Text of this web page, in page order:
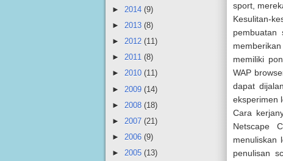
► 2014 (9)
► 2013 (8)
► 2012 (11)
► 2011 (8)
► 2010 (11)
► 2009 (14)
► 2008 (18)
► 2007 (21)
► 2006 (9)
► 2005 (13)
sport,
Kesulitan-
pembuatan
memiliki
WAP
dapat
eksperimen
Cara
Netscape
menuliskan
penulisan